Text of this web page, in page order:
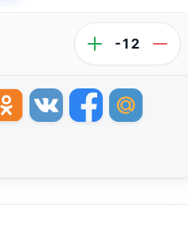
-12